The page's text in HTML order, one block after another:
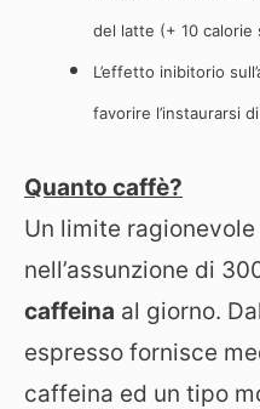
del latte (+ 10 calorie
L’effetto inibitorio
favorire l’instaurarsi
Quanto caffè?
Un limite
nell’assunzione di
caffeina al giorno.
espresso fornisce
caffeina ed un tipo